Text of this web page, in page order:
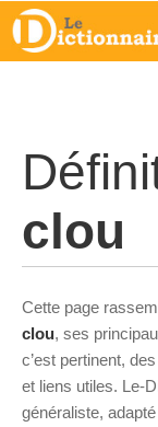
clou
Cette page
clou, ses
c’est pertinent,
et liens utiles. Le-
généraliste,